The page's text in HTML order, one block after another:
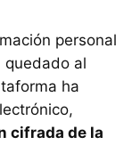
personal
quedado al
ha
cifrada de la